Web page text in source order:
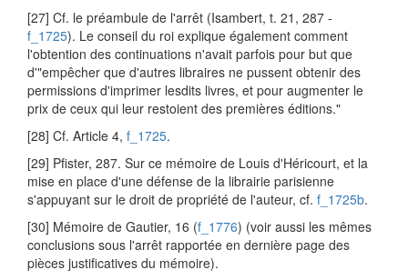
[27] Cf. le préambule de l'arrêt (Isambert, t. 21, 287 -
f_1725). Le conseil du roi explique également comment
l'obtention des continuations n'avait parfois pour but que
d'"empêcher que d'autres libraires ne pussent obtenir des
permissions d'imprimer lesdits livres, et pour augmenter le
prix de ceux qui leur restoient des premières éditions."
[28] Cf. Article 4, f_1725.
[29] Pfister, 287. Sur ce mémoire de Louis d'Héricourt, et la
mise en place d'une défense de la librairie parisienne
s'appuyant sur le droit de propriété de l'auteur, cf. f_1725b.
[30] Mémoire de Gautier, 16 (f_1776) (voir aussi les mêmes
conclusions sous l'arrêt rapportée en dernière page des
pièces justificatives du mémoire).